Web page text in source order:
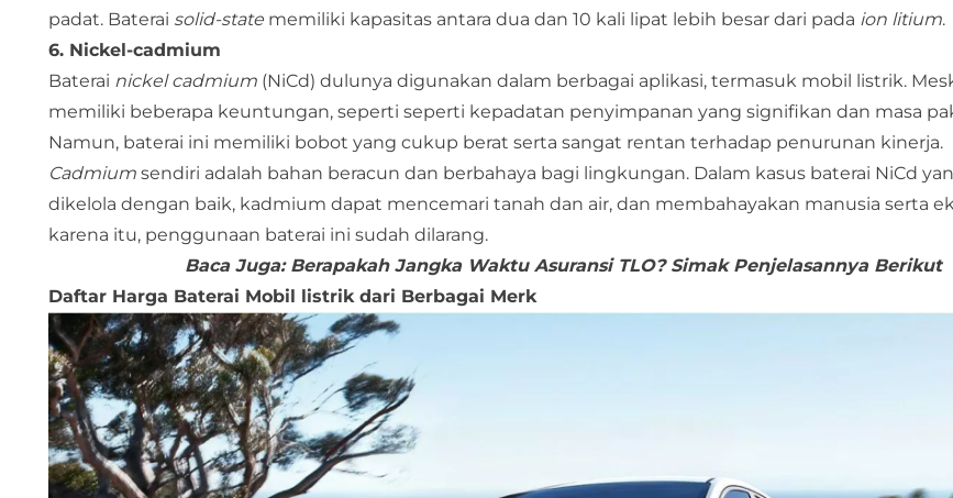
padat. Baterai solid-state memiliki kapasitas antara dua dan 10 kali lipat lebih besar dari pada ion litium.
6. Nickel-cadmium
Baterai nickel cadmium (NiCd) dulunya digunakan dalam berbagai aplikasi, termasuk mobil listrik.
memiliki beberapa keuntungan, seperti seperti kepadatan penyimpanan yang signifikan dan masa
Namun, baterai ini memiliki bobot yang cukup berat serta sangat rentan terhadap penurunan kinerja.
Cadmium sendiri adalah bahan beracun dan berbahaya bagi lingkungan. Dalam kasus baterai NiCd
dikelola dengan baik, kadmium dapat mencemari tanah dan air, dan membahayakan manusia serta
karena itu, penggunaan baterai ini sudah dilarang.
Baca Juga: Berapakah Jangka Waktu Asuransi TLO? Simak Penjelasannya Berikut
Daftar Harga Baterai Mobil listrik dari Berbagai Merk